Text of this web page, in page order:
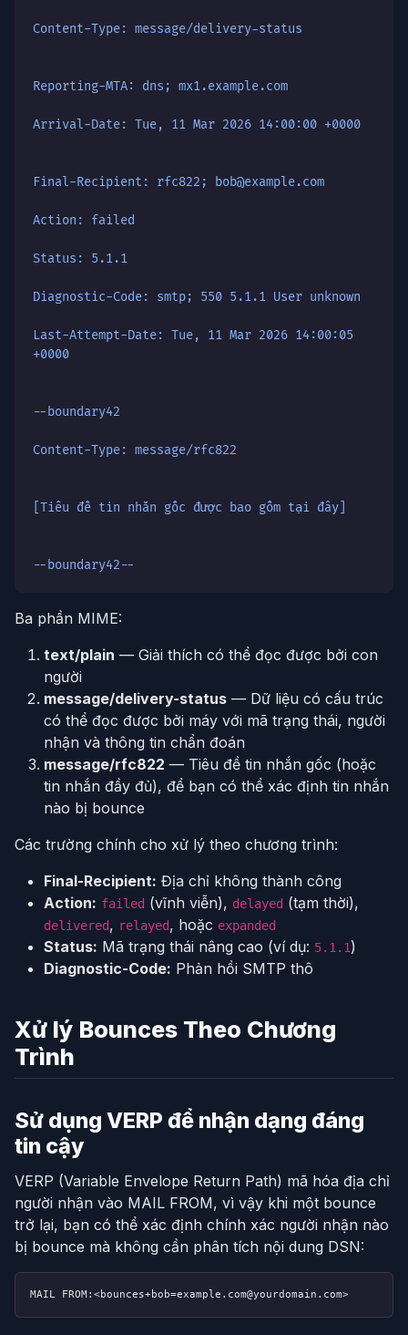
Content-Type: message/delivery-status
Reporting-MTA: dns; mx1.example.com
Arrival-Date: Tue, 11 Mar 2026 14:00:00 +0000
Final-Recipient: rfc822; bob@example.com
Action: failed
Status: 5.1.1
Diagnostic-Code: smtp; 550 5.1.1 User unknown
Last-Attempt-Date: Tue, 11 Mar 2026 14:00:05
+0000
--boundary42
Content-Type: message/rfc822
[Tiêu đề tin nhắn gốc được bao gồm tại đây]
--boundary42--
Ba phần MIME:
text/plain — Giải thích có thể đọc được bởi con
người
message/delivery-status — Dữ liệu có cấu trúc
có thể đọc được bởi máy với mã trạng thái, người
nhận và thông tin chẩn đoán
message/rfc822 — Tiêu đề tin nhắn gốc (hoặc
tin nhắn đầy đủ), để bạn có thể xác định tin nhắn
nào bị bounce
Các trường chính cho xử lý theo chương trình:
Final-Recipient: Địa chỉ không thành công
Action: failed (vĩnh viễn), delayed (tạm thời),
delivered, relayed, hoặc expanded
Status: Mã trạng thái nâng cao (ví dụ: 5.1.1)
Diagnostic-Code: Phản hồi SMTP thô
Xử lý Bounces Theo Chương
Trình
Sử dụng VERP để nhận dạng đáng
tin cậy
VERP (Variable Envelope Return Path) mã hóa địa chỉ
người nhận vào MAIL FROM, vì vậy khi một bounce
trở lại, bạn có thể xác định chính xác người nhận nào
bị bounce mà không cần phân tích nội dung DSN:
MAIL FROM:<bounces+bob=example.com@yourdomain.com>